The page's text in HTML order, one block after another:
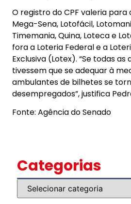
O registro do CPF valeria para
Mega-Sena, Lotofácil,
Timemania, Quina, Loteca e
fora a Loteria Federal e a
Exclusiva (Lotex). “Se todas
tivessem que se adequar à
ambulantes de bilhetes se
desempregados”, justifica
Fonte: Agência do Senado
Categorias